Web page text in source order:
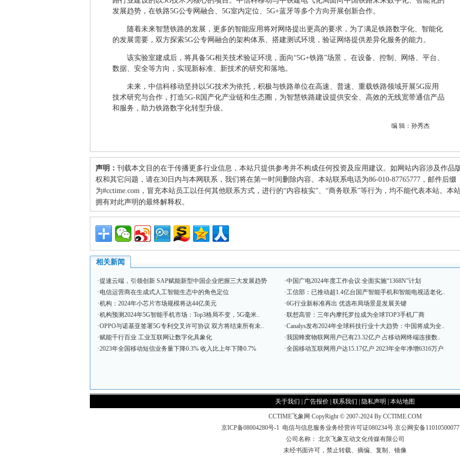
发展趋势，在铁路5G公专网融合、5G室内定位、5G+蓝牙等多个方向开展创新合作。
随着未来智慧铁路的发展，更多的智能应用将对网络提出更高的要求，为了满足铁路数字化、智能化
的发展需要，双方探索5G公专网融合的架构体系、搭建测试环境，验证网络提供差异化服务的能力。
该实验室建成后，将具备5G相关技术验证环境，面向“5G+铁路”场景， 在设备、控制、网络、平台、
数据、安全等方向，实现新标准、新技术的研究和落地。
未来，中信科移动坚持以5G技术为依托，积极与铁路单位在高速、普速、重载铁路领域开展5G应用
技术研究与合作，打造5G-R国产化产业链和生态圈，为智慧铁路建设提供安全、高效的无线宽带通信产品
和服务，助力铁路数字化转型升级。
编 辑：孙秀杰
声明： 刊载本文目的在于传播更多行业信息，本站只提供参考并不构成任何投资及应用建议。如网站内容涉及作品
权和其它问题，请在30日内与本网联系，我们将在第一时间删除内容。本站联系电话为86-010-87765777，邮件后缀
为#cctime.com，冒充本站员工以任何其他联系方式，进行的“内容核实”、“商务联系”等行为，均不能代表本站。本
拥有对此声明的最终解释权。
相关新闻
·提速云端，引领创新 SAP赋能新型中国企业把握三大发展趋势 ·中国广电2024年度工作会议:全面实施“1368N”计划
· 电信运营商在生成式人工智能生态中的角色定位 ·工信部：已推动超1.4亿台国产智能手机和智能电视适老化..
·机构：2024年小芯片市场规模将达44亿美元 ·6G行业新标准再出 优选布局场景是发展关键
·机构预测2024年5G智能手机市场：Top3格局不变，5G毫米.. ·联想高管：三年内摩托罗拉成为全球TOP3手机厂商
·OPPO与诺基亚签署5G专利交叉许可协议 双方将结束所有未.. ·Canalys发布2024年全球科技行业十大趋势：中国将成为全..
·赋能千行百业 工业互联网让数字化具象化 ·我国蜂窝物联网用户已有23.32亿户 占移动网终端连接数..
·2023年全国移动短信业务量下降0.3% 收入比上年下降0.7% ·全国移动互联网用户达15.17亿户 2023年全年净增6316万户
关于我们 广告报价 联系我们 隐私声明 本站地图
CCTIME飞象网 CopyRight © 2007-2024 By CCTIME.COM
京ICP备08004280号-1 电信与信息服务业务经营许可证080234号 京公网安备
公司名称： 北京飞象互动文化传媒有限公司
未经书面许可，禁止转载、摘编、复制、镜像